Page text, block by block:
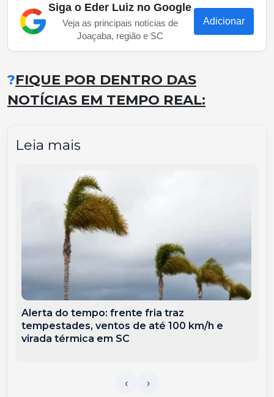
Siga o Eder Luiz no Google
Veja as principais notícias de
Joaçaba, região e SC
Adicionar
?FIQUE POR DENTRO DAS
NOTÍCIAS EM TEMPO REAL:
Leia mais
Alerta do tempo: frente fria traz
tempestades, ventos de até 100 km/h e
virada térmica em SC